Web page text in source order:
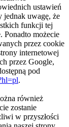
ustawień
jednak uwagę, że
funkcji tej
Ponadto możecie
przez cookie
internetowej
przez Google,
pod
.
również
zostanie
w przyszłości